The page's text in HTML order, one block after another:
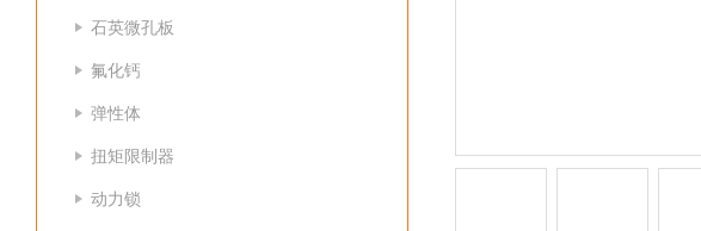
石英微孔板
氟化钙
弹性体
扭矩限制器
动力锁